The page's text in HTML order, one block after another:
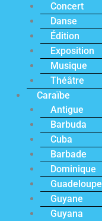
Concert
Danse
Édition
Exposition
Musique
Théâtre
Caraïbe
Antigue
Barbuda
Cuba
Barbade
Dominique
Guadeloupe
Guyane
Guyana